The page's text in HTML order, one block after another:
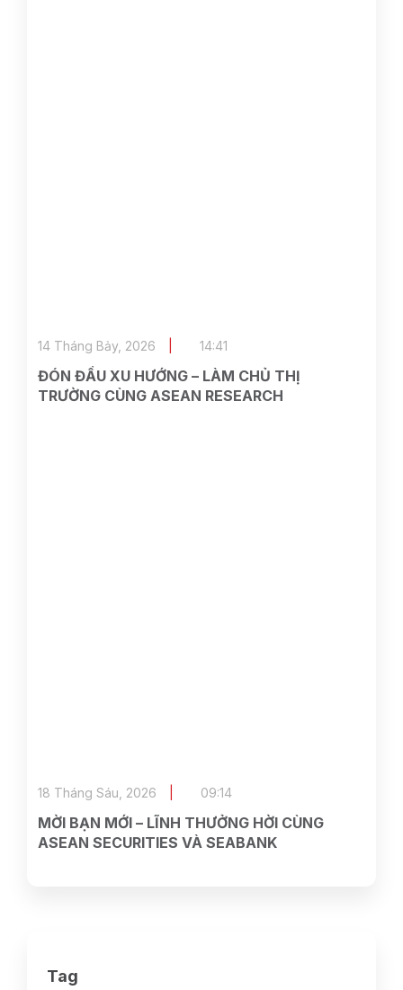
ĐÓN ĐẦU XU HƯỚNG – LÀM CHỦ THỊ
TRƯỜNG CÙNG ASEAN RESEARCH
14 Tháng Bảy, 2026 14:41
MỜI BẠN MỚI – LĨNH THƯỞNG HỜI CÙNG
ASEAN SECURITIES VÀ SEABANK
18 Tháng Sáu, 2026 09:14
Tag